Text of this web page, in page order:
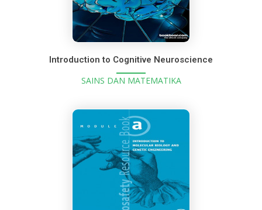
Introduction to Cognitive Neuroscience
SAINS DAN MATEMATIKA